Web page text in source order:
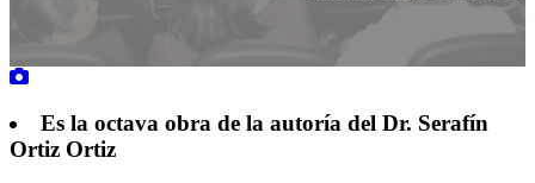
Es la octava obra de la autoría del Dr. Serafín
Ortiz Ortiz